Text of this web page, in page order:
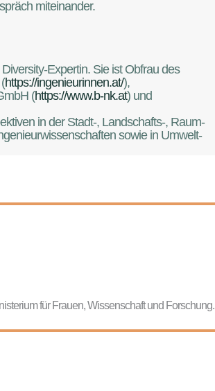
miteinander.
Expertin. Sie ist Obfrau des
https://ingenieurinnen.at/),
(https://www.b-nk.at) und
in der Stadt-, Landschafts-, Raum-
sowie in Umwelt-
für Frauen, Wissenschaft und Forschung.